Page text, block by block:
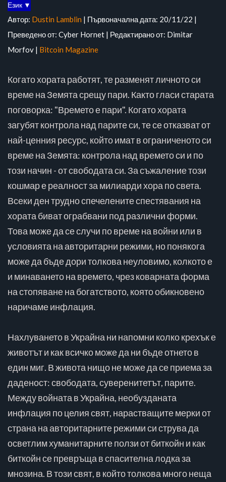
Език ▼
Автор: Dustin Lamblin | Първоначална дата: 20/11/22 |
Преведено от: Cyber Hornet | Редактирано от: Dimitar
Morfov | Bitcoin Magazine
Когато хората работят, те разменят личното си
време на Земята срещу пари. Както гласи старата
поговорка: "Времето е пари". Когато хората
загубят контрола над парите си, те се отказват от
най-ценния ресурс, който имат в ограниченото си
време на Земята: контрола над времето си и по
този начин - от свободата си. За съжаление този
кошмар е реалност за милиарди хора по света.
Всеки ден трудно спечелените спестявания на
хората биват ограбвани под различни форми.
Това може да се случи по време на войни или в
условията на авторитарни режими, но понякога
може да бъде дори толкова неуловимо, колкото е
и минаването на времето, чрез коварната форма
на стопяване на богатството, която обикновено
наричаме инфлация.
Нахлуването в Украйна ни напомни колко крехък е
животът и как всичко може да ни бъде отнето в
един миг. В живота нищо не може да се приема за
даденост: свободата, суверенитетът, парите.
Между войната в Украйна, необузданата
инфлация по целия свят, нарастващите мерки от
страна на авторитарните режими си струва да
осветлим хуманитарните ползи от биткойн и как
биткойн се превръща в спасителна лодка за
мнозина. В този свят, в който толкова много неща